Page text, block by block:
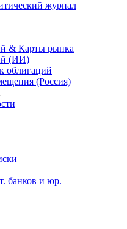
журнал
& Карты рынка
(ИИ)
облигаций
(Россия)
банков и юр.